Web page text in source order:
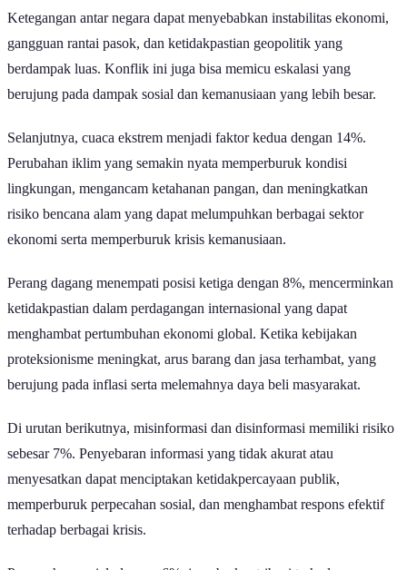
Ketegangan antar negara dapat menyebabkan instabilitas ekonomi,
gangguan rantai pasok, dan ketidakpastian geopolitik yang
berdampak luas. Konflik ini juga bisa memicu eskalasi yang
berujung pada dampak sosial dan kemanusiaan yang lebih besar.
Selanjutnya, cuaca ekstrem menjadi faktor kedua dengan 14%.
Perubahan iklim yang semakin nyata memperburuk kondisi
lingkungan, mengancam ketahanan pangan, dan meningkatkan
risiko bencana alam yang dapat melumpuhkan berbagai sektor
ekonomi serta memperburuk krisis kemanusiaan.
Perang dagang menempati posisi ketiga dengan 8%, mencerminkan
ketidakpastian dalam perdagangan internasional yang dapat
menghambat pertumbuhan ekonomi global. Ketika kebijakan
proteksionisme meningkat, arus barang dan jasa terhambat, yang
berujung pada inflasi serta melemahnya daya beli masyarakat.
Di urutan berikutnya, misinformasi dan disinformasi memiliki risiko
sebesar 7%. Penyebaran informasi yang tidak akurat atau
menyesatkan dapat menciptakan ketidakpercayaan publik,
memperburuk perpecahan sosial, dan menghambat respons efektif
terhadap berbagai krisis.